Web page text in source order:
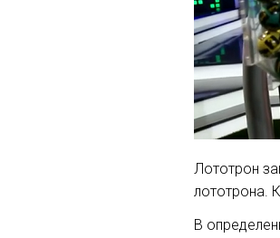
Лототрон
лототрона.
В